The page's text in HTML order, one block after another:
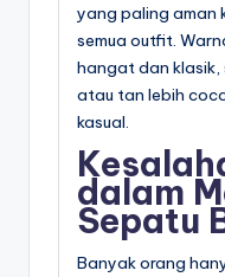
yang paling aman
semua outfit.
hangat dan
atau tan lebih
kasual.
dalam
Sepatu
Banyak orang